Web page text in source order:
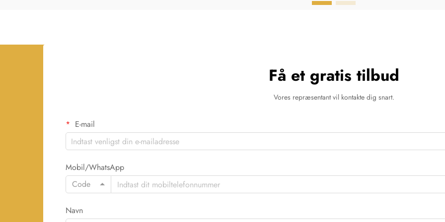
Få et gratis tilbud
Vores repræsentant vil kontakte dig snart.
E-mail
Mobil/WhatsApp
Code
Navn